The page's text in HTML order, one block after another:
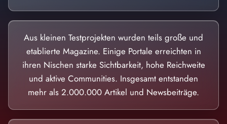
Aus kleinen Testprojekten wurden teils große und
etablierte Magazine. Einige Portale erreichten in
ihren Nischen starke Sichtbarkeit, hohe Reichweite
und aktive Communities. Insgesamt entstanden
mehr als 2.000.000 Artikel und Newsbeiträge.